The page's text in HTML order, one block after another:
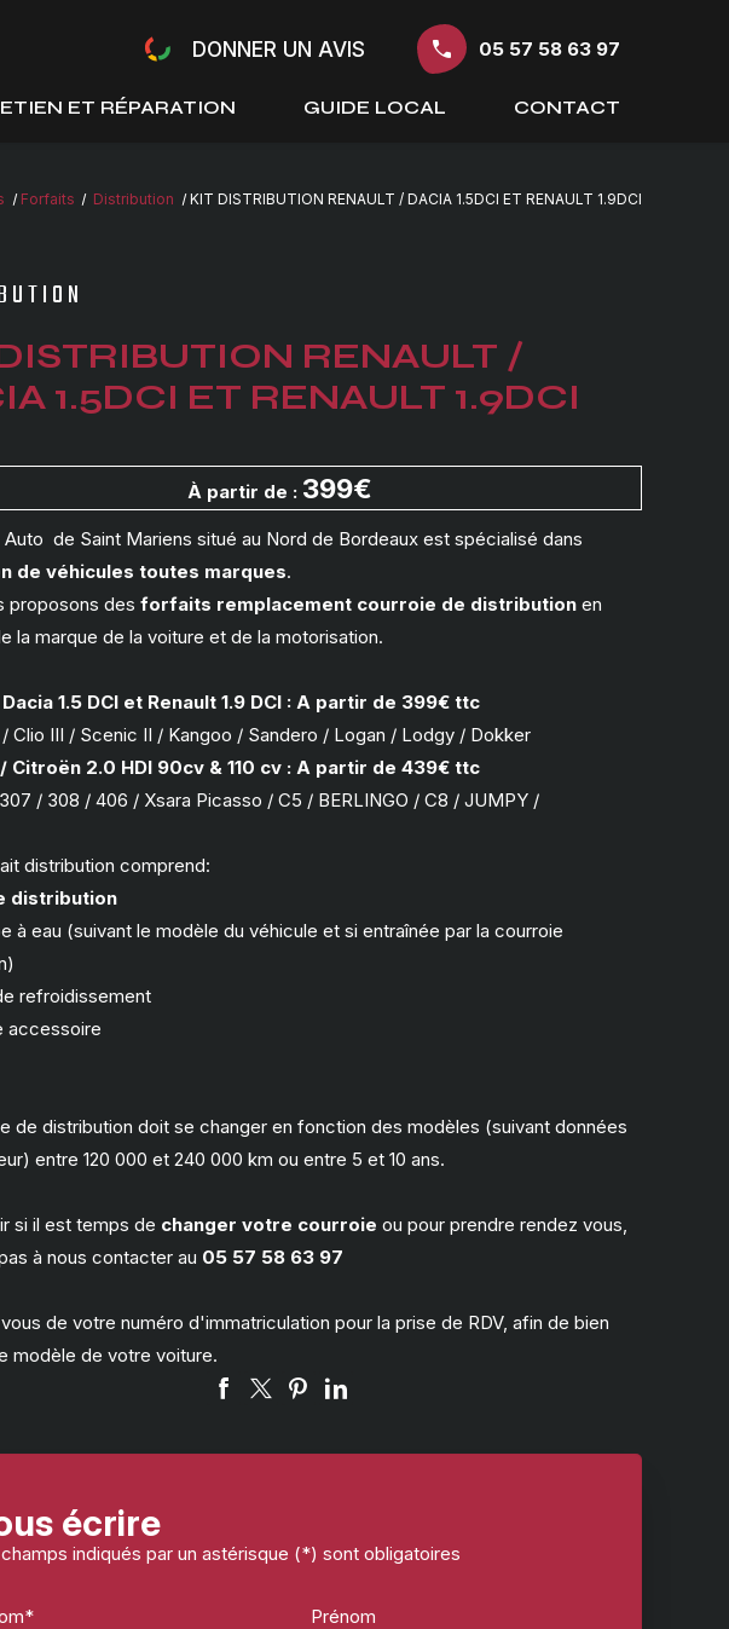
DONNER UN AVIS 05 57 58 63 97
ET RÉPARATION GUIDE LOCAL CONTACT
Forfaits Distribution KIT DISTRIBUTION RENAULT / DACIA 1.5DCI ET RENAULT 1.9DCI
RENAULT /
1.5DCI ET RENAULT 1.9DCI
À partir de : 399€
de Saint Mariens situé au Nord de Bordeaux est spécialisé dans
de véhicules toutes marques.
proposons des forfaits remplacement courroie de distribution en
la marque de la voiture et de la motorisation.
1.5 DCI et Renault 1.9 DCI : A partir de 399€ ttc
Clio III / Scenic II / Kangoo / Sandero / Logan / Lodgy / Dokker
Citroën 2.0 HDI 90cv & 110 cv : A partir de 439€ ttc
/ 308 / 406 / Xsara Picasso / C5 / BERLINGO / C8 / JUMPY /
distribution comprend:
distribution
à eau (suivant le modèle du véhicule et si entraînée par la courroie
refroidissement
accessoire
de distribution doit se changer en fonction des modèles (suivant données
entre 120 000 et 240 000 km ou entre 5 et 10 ans.
si il est temps de changer votre courroie ou pour prendre rendez vous,
à nous contacter au 05 57 58 63 97
de votre numéro d'immatriculation pour la prise de RDV, afin de bien
modèle de votre voiture.
écrire
indiqués par un astérisque (*) sont obligatoires
Prénom